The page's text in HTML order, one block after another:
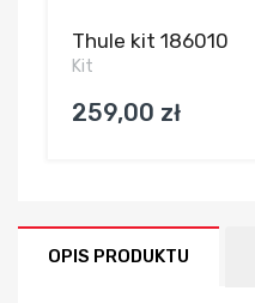
Thule kit 186010
Kit
259,00 zł
OPIS PRODUKTU